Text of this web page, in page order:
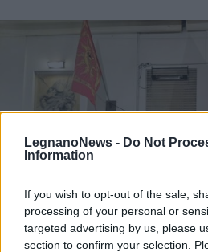
LegnanoNews - Do Not
Information
If you wish to opt-out of the sale,
processing of your personal or
targeted advertising by us, please
section to confirm your selection.